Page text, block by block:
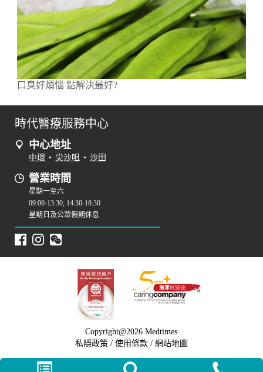
口臭好煩惱 點解決最好?
時代醫療服務中心
中心地址
中環 • 尖沙咀 • 沙田
營業時間
星期一至六
09:00-13:30, 14:30-18:30
星期日及公眾假期休息
Copyright@2026 Medtimes
私隱政策 / 使用條款/ 網站地圖